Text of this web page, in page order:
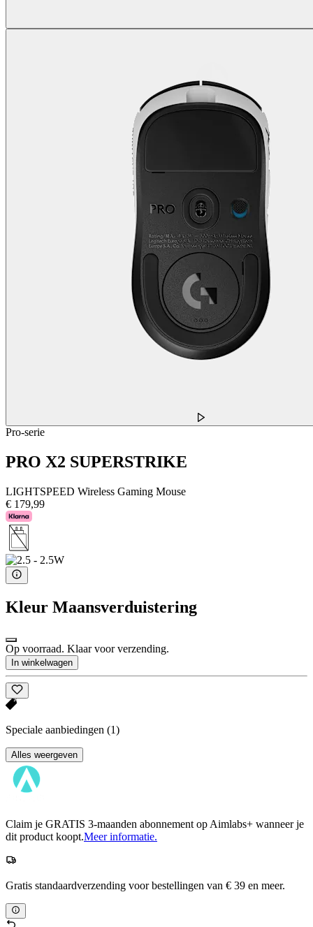
Pro-serie
PRO X2 SUPERSTRIKE
LIGHTSPEED Wireless Gaming Mouse
€ 179,99
Kleur Maansverduistering
Op voorraad. Klaar voor verzending.
In winkelwagen
Speciale aanbiedingen (1)
Alles weergeven
Claim je GRATIS 3-maanden abonnement op Aimlabs+ wanneer je
dit product koopt.Meer informatie.
Gratis standaardverzending voor bestellingen van € 39 en meer.